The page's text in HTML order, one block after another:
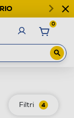
0
Filtri 4